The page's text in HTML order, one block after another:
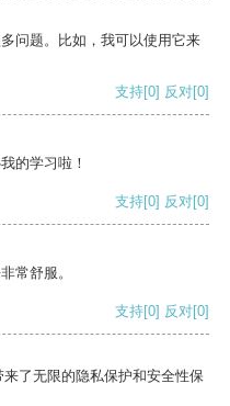
问题。比如，我可以使用它来
支持[0] 反对[0]
的学习啦！
支持[0] 反对[0]
常舒服。
支持[0] 反对[0]
了无限的隐私保护和安全性保